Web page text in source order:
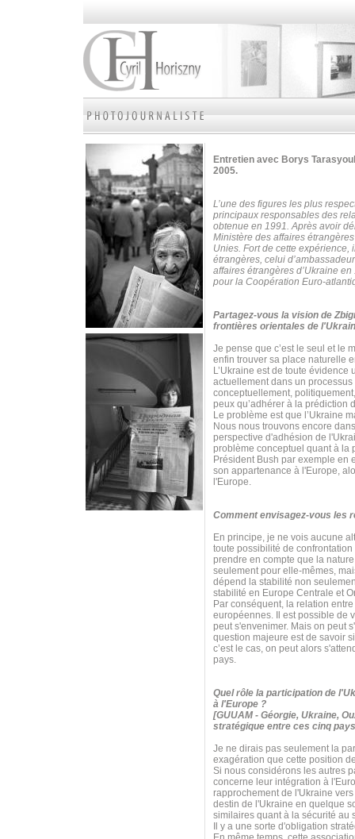
Entretien avec Borys
2005.
L’une des figures les plus
principaux responsables des
obtenue en 1991. Après avoir
Ministère des affaires
Unies. Fort de cette expérience,
étrangères, celui
affaires étrangères d’Ukraine
pour la Coopération Euro-
Partagez-vous la vision de
frontières orientales de
Je pense que c’est le seul et le
enfin trouver sa place naturelle
L’Ukraine est de toute
actuellement dans un
conceptuellement,
peux qu’adhérer à la prédiction
Le problème est que l’Ukraine
Nous nous trouvons encore
perspective d'adhésion de
problème conceptuel quant à la
Président Bush par exemple
son appartenance à l'Europe,
l'Europe.
Comment envisagez-vous les
En principe, je ne vois aucune
toute possibilité de
prendre en compte que la
seulement pour elle-mêmes,
dépend la stabilité non
stabilité en Europe Centrale et
Par conséquent, la relation
européennes. Il est possible de
peut s'envenimer. Mais on peut
question majeure est de savoir
c’est le cas, on peut alors
pays.
Quel rôle la participation de
à l'Europe ?
[GUUAM - Géorgie, Ukraine,
stratégique entre ces cinq
Je ne dirais pas seulement la
exagération que cette position
Si nous considérons les autres
concerne leur intégration à
rapprochement de l'Ukraine
destin de l'Ukraine en quelque
similaires quant à la sécurité au
Il y a une sorte d'obligation